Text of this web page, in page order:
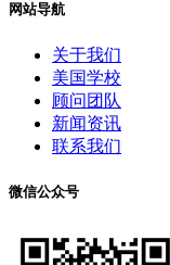
网站导航
关于我们
美国学校
顾问团队
新闻资讯
联系我们
微信公众号